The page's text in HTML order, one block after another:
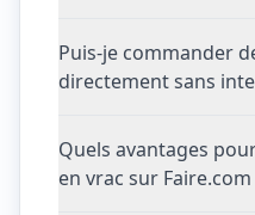
Puis-je commander
directement sans
Quels avantages
en vrac sur Faire.com